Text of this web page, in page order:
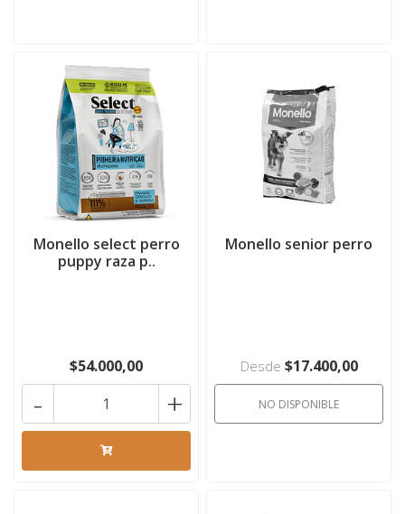
Monello select perro
puppy raza p..
$54.000,00
- +
Monello senior perro
Desde $17.400,00
NO DISPONIBLE